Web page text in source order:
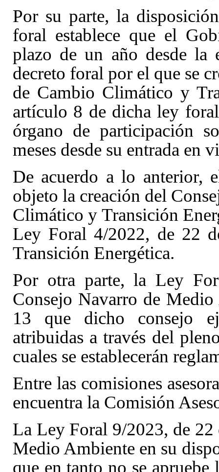
Por su parte, la
foral establece que el
plazo de un año desde la
decreto foral por el que se
de Cambio Climático y
artículo 8 de dicha ley
órgano de participación
meses desde su entrada en
De acuerdo a lo anterior,
objeto la creación del
Climático y Transición
Ley Foral 4/2022, de 22
Transición Energética.
Por otra parte, la Ley
Consejo Navarro de
13 que dicho consejo
atribuidas a través del
cuales se establecerán
Entre las comisiones
encuentra la Comisión
La Ley Foral 9/2023, de 22
Medio Ambiente en su
que en tanto no se